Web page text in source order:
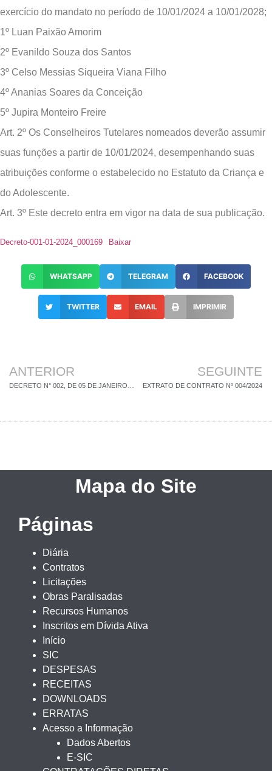
exercício do mandato no período de 10/01/2024 a 10/01/2028;
1º Luan Paixão Amorim
2º Evanildo Souza dos Santos
3º Celso Messias Siqueira Viana Filho
4º Ananias Soares da Conceição
5º Jupira Monteiro Freire
Art. 2º Os Conselheiros Tutelares nomeados deverão assumir
suas funções a partir de 10/01/2024, desempenhando suas
atribuições conforme o estabelecido no Estatuto da Criança e
do Adolescente.
Art. 3º Este decreto entra em vigor na data de sua publicação.
Decreto-001-01-2024_000169 Baixar
WHATSAPP TELEGRAM FACEBOOK
TWITTER EMAIL IMPRIMIR
ANTERIOR SEGUINTE
EXTRATO DE CONTRATO Nº 004/2024
Mapa do Site
Páginas
Diária
Contratos
Licitações
Obras Paralisadas
Recursos Humanos
Inscritos em Dívida Ativa
Início
SIC
DESPESAS
RECEITAS
DOWNLOADS
ERRATAS
Acesso a Informação
Dados Abertos
E-SIC